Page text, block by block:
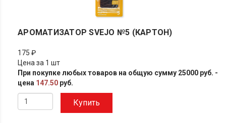
АРОМАТИЗАТОР SVEJO №5 (КАРТОН)
175 ₽
Цена за 1 шт
При покупке любых товаров на общую сумму 25000 руб. -
цена 147.50 руб.
Купить